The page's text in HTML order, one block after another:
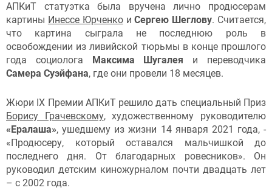
АПКиТ статуэтка была вручена лично продюсерам
картины Инессе ЮрченкоиСергею Шеглову. Считается,
что картина сыграла не последнюю роль в
освобождении из ливийской тюрьмы в конце прошлого
года социолога Максима Шугалея и переводчика
Самера Суэйфана, где они провели 18 месяцев.
Жюри IX Премии АПКиТ решило дать специальный Приз
Борису Грачевскому, художественному руководителю
«Ералаша», ушедшему из жизни 14 января 2021 года, -
«Продюсеру, который оставался мальчишкой до
последнего дня. От благодарных ровесников». Он
руководил детским киножурналом почти двадцать лет
– с 2002 года.